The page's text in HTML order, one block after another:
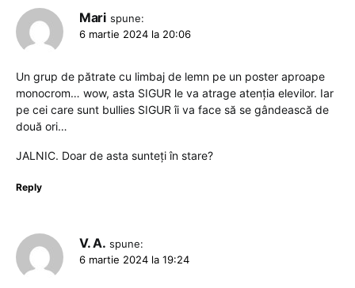
Mari spune:
6 martie 2024 la 20:06
Un grup de pătrate cu limbaj de lemn pe un poster aproape
monocrom… wow, asta SIGUR le va atrage atenția elevilor. Iar
pe cei care sunt bullies SIGUR îi va face să se gândească de
două ori…
JALNIC. Doar de asta sunteți în stare?
Reply
V. A. spune:
6 martie 2024 la 19:24